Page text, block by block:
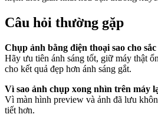
Câu hỏi thường gặp
Chụp ảnh bằng điện thoại sao cho
Hãy ưu tiên ánh sáng tốt, giữ máy thật
cho kết quả đẹp hơn ánh sáng gắt.
Vì sao ảnh chụp xong nhìn trên máy
Vì màn hình preview và ảnh đã lưu
tiết hơn.